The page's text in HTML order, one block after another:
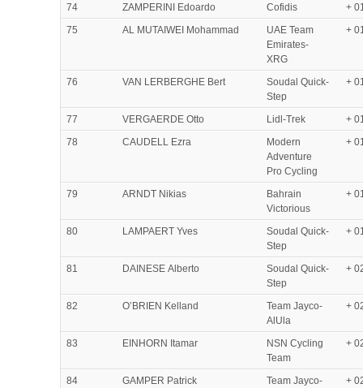
74 ZAMPERINI Edoardo Cofidis
+
75
AL MUTAIWEI Mohammad
UAE Team
Emirates-
XRG
+
76 VAN LERBERGHE Bert
Soudal Quick-
Step
+
77 VERGAERDE Otto Lidl-Trek
+
78
CAUDELL Ezra
Modern
Adventure
Pro Cycling
+
79 ARNDT Nikias
Bahrain
Victorious
+
80 LAMPAERT Yves
Soudal Quick-
Step
+
81 DAINESE Alberto
Soudal Quick-
Step
+
82 O’BRIEN Kelland
Team Jayco-
AlUla
+
83 EINHORN Itamar
NSN Cycling
Team
+
84 GAMPER Patrick
Team Jayco-
+